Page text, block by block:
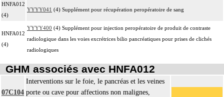
HNFA012
(4)
YYYY041 (4) Supplément pour récupération peropératoire de sang
HNFA012
(4)
YYYY400 (4) Supplément pour injection peropératoire de produit de contraste
radiologique dans les voies excrétrices bilio pancréatiques pour prises de clichés
radiologiques
GHM associés avec HNFA012
07C104
Interventions sur le foie, le pancréas et les veines
porte ou cave pour affections non malignes,